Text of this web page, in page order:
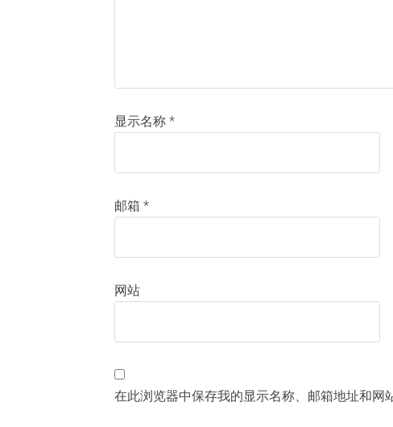
显示名称 *
邮箱 *
网站
在此浏览器中保存我的显示名称、邮箱地址和网